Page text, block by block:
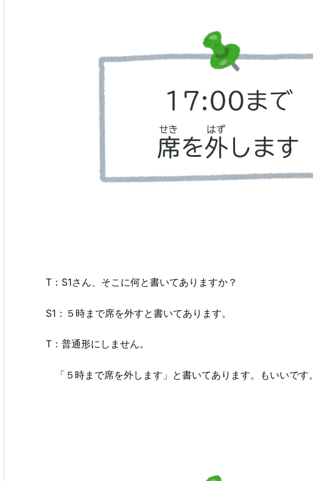
T：S1さん、そこに何と書いてありますか？
S1：５時まで席を外すと書いてあります。
T：普通形にしません。
「５時まで席を外します」と書いてあります。もいいです。